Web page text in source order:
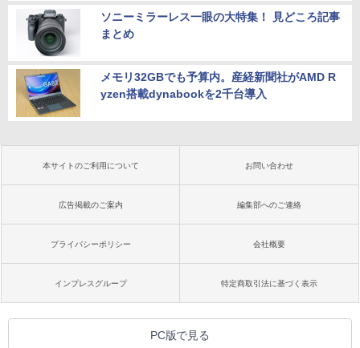
ソニーミラーレス一眼の大特集！ 見どころ記事
まとめ
メモリ32GBでも予算内。産経新聞社がAMD R
yzen搭載dynabookを2千台導入
本サイトのご利用について お問い合わせ
広告掲載のご案内 編集部へのご連絡
プライバシーポリシー 会社概要
インプレスグループ 特定商取引法に基づく表示
PC版で見る